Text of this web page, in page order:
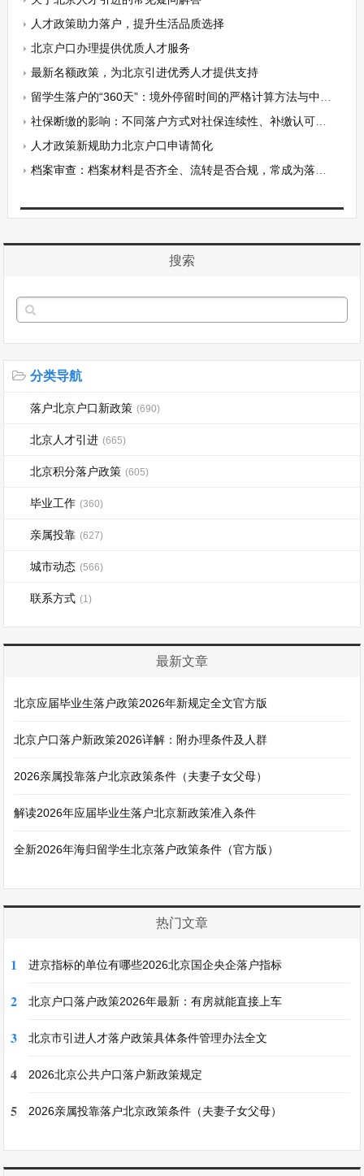
人才政策助力落户，提升生活品质选择
北京户口办理提供优质人才服务
最新名额政策，为北京引进优秀人才提供支持
留学生落户的“360天”：境外停留时间的严格计算方法与中途回国扣除
社保断缴的影响：不同落户方式对社保连续性、补缴认可度的不同态度
人才政策新规助力北京户口申请简化
档案审查：档案材料是否齐全、流转是否合规，常成为落户的隐形关卡
搜索
分类导航
落户北京户口新政策 (690)
北京人才引进 (665)
北京积分落户政策 (605)
毕业工作 (360)
亲属投靠 (627)
城市动态 (566)
联系方式 (1)
最新文章
北京应届毕业生落户政策2026年新规定全文官方版
北京户口落户新政策2026详解：附办理条件及人群
2026亲属投靠落户北京政策条件（夫妻子女父母）
解读2026年应届毕业生落户北京新政策准入条件
全新2026年海归留学生北京落户政策条件（官方版）
热门文章
1 进京指标的单位有哪些2026北京国企央企落户指标
2 北京户口落户政策2026年最新：有房就能直接上车
3 北京市引进人才落户政策具体条件管理办法全文
4 2026北京公共户口落户新政策规定
5 2026亲属投靠落户北京政策条件（夫妻子女父母）